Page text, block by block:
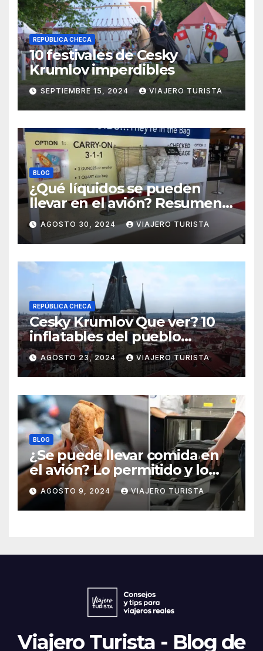
REPÚBLICA CHECA
10 festivales de Cesky
Krumlov imperdibles
SEPTIEMBRE 15, 2024 VIAJERO TURISTA
BLOG
¿Qué líquidos se pueden
llevar en el avión? Resumen
práctico y rápido
AGOSTO 30, 2024 VIAJERO TURISTA
REPÚBLICA CHECA
Cesky Krumlov Que ver? 10
inflatables del pueblo
medieval
AGOSTO 23, 2024 VIAJERO TURISTA
BLOG
¿Se puede llevar comida en
el avión? Lo permitido y lo
prohido
AGOSTO 9, 2024 VIAJERO TURISTA
Viajero Turista - Blog de